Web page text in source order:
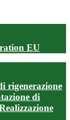
EU
rigenerazione
di